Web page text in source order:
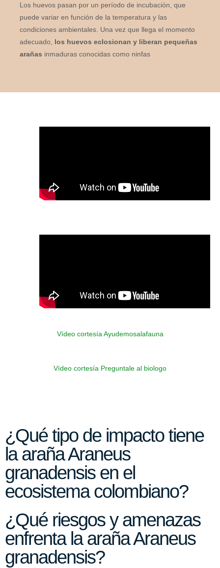
Los huevos pasan por un período de incubación, que
puede variar en función de la temperatura y las
condiciones ambientales. Una vez que llega el momento
adecuado, los huevos eclosionan y liberan pequeñas
arañas inmaduras conocidas como ninfas
Vídeo cortesía Ayudemosalafauna
Vídeo cortesía Preguntale al biologo
¿Qué tipo de impacto tiene
la araña Araneus
granadensis en el
ecosistema colombiano?
¿Qué riesgos y amenazas
enfrenta la araña Araneus
granadensis?